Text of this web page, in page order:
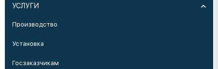
УСЛУГИ
Производство
Установка
Госзаказчикам